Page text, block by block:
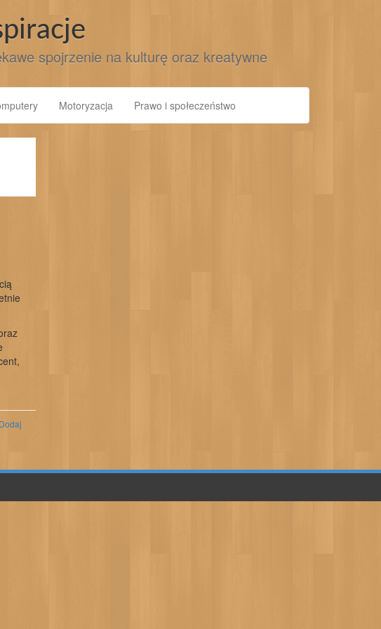
spojrzenie na kulturę oraz kreatywne
Motoryzacja Prawo i społeczeństwo
Dodaj